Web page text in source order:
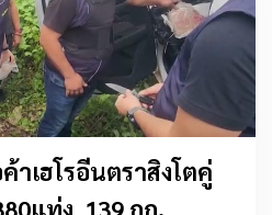
าเฮโรอีนตราสิงโตคู่
แท่ง 139 กก.